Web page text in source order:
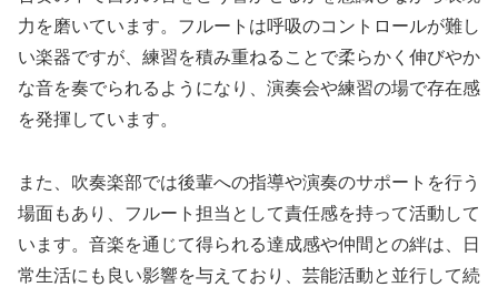
力を磨いています。フルートは呼吸のコントロールが難し
い楽器ですが、練習を積み重ねることで柔らかく伸びやか
な音を奏でられるようになり、演奏会や練習の場で存在感
を発揮しています。
また、吹奏楽部では後輩への指導や演奏のサポートを行う
場面もあり、フルート担当として責任感を持って活動して
います。音楽を通じて得られる達成感や仲間との絆は、日
常生活にも良い影響を与えており、芸能活動と並行して続